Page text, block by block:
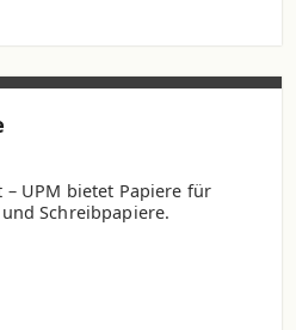
– UPM bietet Papiere für
Schreibpapiere.